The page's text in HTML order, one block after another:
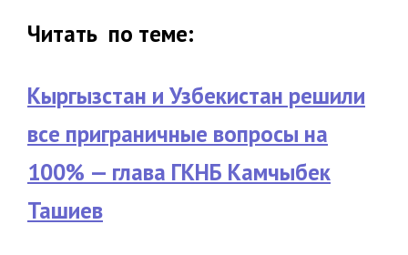
Читать по теме:
Кыргызстан и Узбекистан решили
все приграничные вопросы на
100% — глава ГКНБ Камчыбек
Ташиев